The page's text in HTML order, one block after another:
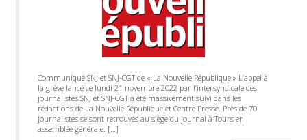
Communiqué SNJ et SNJ-CGT de « La Nouvelle République » L’appel à
la grève lancé ce lundi 21 novembre 2022 par l’intersyndicale des
journalistes SNJ et SNJ-CGT a été massivement suivi dans les
rédactions de La Nouvelle République et Centre Presse. Près de 70
journalistes se sont retrouvés au siège du journal à Tours en
assemblée générale. […]